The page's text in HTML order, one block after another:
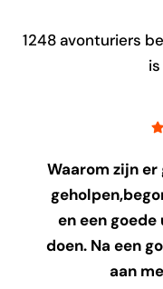
1248avonturiers
Waarom zijn er
en een
doen. Na een
aan